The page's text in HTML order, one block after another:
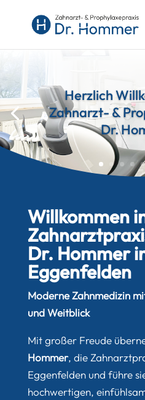
Herzlich
Zahnarzt- &
Dr.
Willkommen
Dr. Hommer
Eggenfelden
Moderne Zahnmedizin
und Weitblick
Mit großer Freude
Hommer, die
Eggenfelden und führe
hochwertigen,